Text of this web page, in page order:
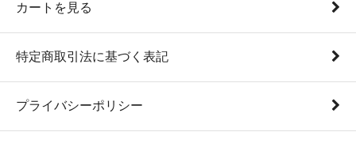
カートを見る
特定商取引法に基づく表記
プライバシーポリシー